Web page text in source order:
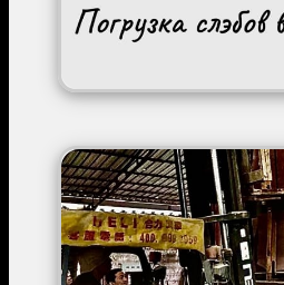
Image